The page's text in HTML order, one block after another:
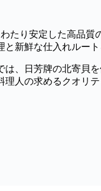
たり安定した高品
新鮮な仕入れルー
、日芳牌の北寄貝
人の求めるクオリ